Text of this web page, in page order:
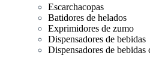
Escarchacopas
Batidores de helados
Exprimidores de zumo
Dispensadores de bebidas
Dispensadores de bebidas